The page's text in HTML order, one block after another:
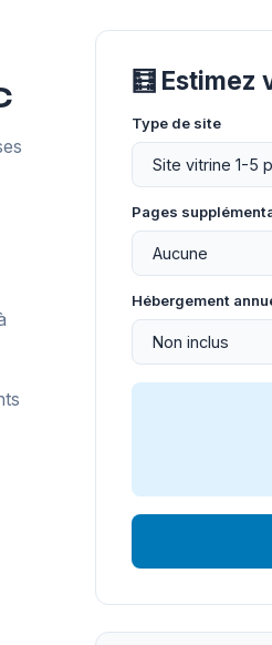
🧮 Estimez
Type de site
Pages
Hébergement